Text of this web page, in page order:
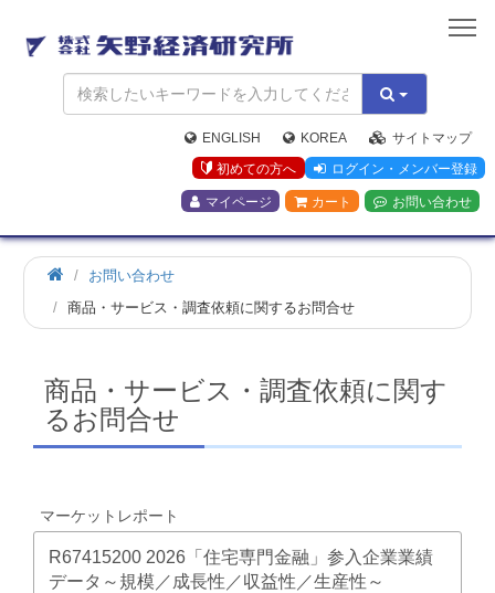
矢
野
経
済
研
究
所
ENGLISH KOREA
サイトマップ
初めての方へ
ログイン・メンバー登録
マイページ カート お問い合わせ
お問い合わせ
商品・サービス・調査依頼に関するお問合せ
商品・サービス・調査依頼に関す
るお問合せ
マーケットレポート
R67415200 2026「住宅専門金融」参入企業業績
データ～規模／成長性／収益性／生産性～